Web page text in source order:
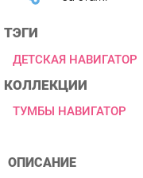
ДЕТСКАЯ НАВИГАТОР
КОЛЛЕКЦИИ
ТУМБЫ НАВИГАТОР
ОПИСАНИЕ
ребенка оригинальной и